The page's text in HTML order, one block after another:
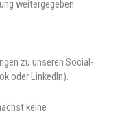
weitergegeben.
zu unseren Social-
oder LinkedIn).
keine